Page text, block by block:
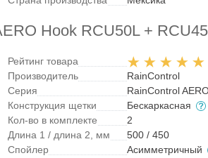
Hook RCU50L +
Рейтинг товара
Производитель
RainControl
Серия
RainControl
Конструкция щетки
Бескаркасная
Кол-во в комплекте
2
Длина 1 / длина 2, мм
500 / 450
Спойлер
Асимметричный